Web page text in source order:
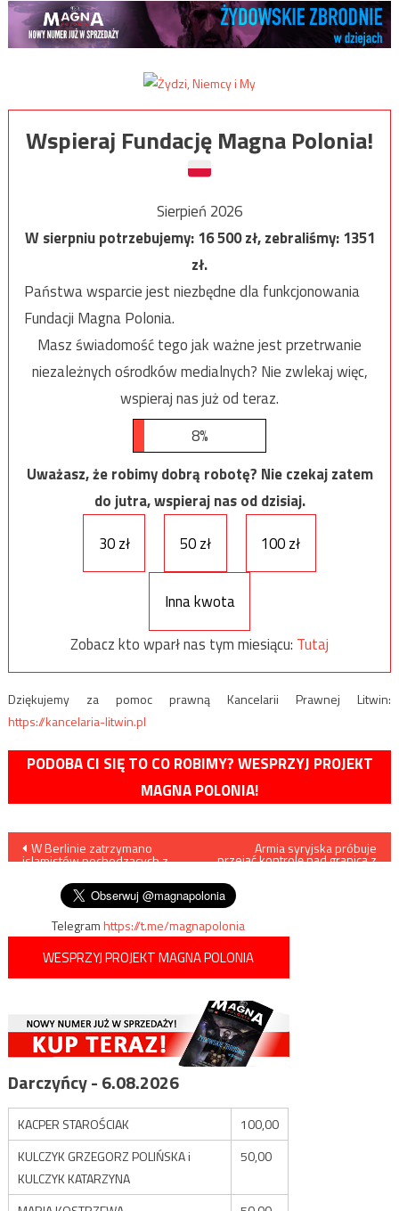
Wspieraj Fundację Magna Polonia!
Sierpień 2026
W sierpniu potrzebujemy:16 500zł, zebraliśmy:1351
zł.
Państwa wsparcie jest niezbędne dla funkcjonowania
Fundacji Magna Polonia.
Masz świadomość tego jak ważne jest przetrwanie
niezależnych ośrodków medialnych? Nie zwlekaj więc,
wspieraj nas już od teraz.
8%
Uważasz, że robimy dobrą robotę? Nie czekaj zatem
do jutra, wspieraj nas od dzisiaj.
30 zł
50 zł 100 zł
Inna kwota
Zobacz kto wparł nas tym miesiącu: Tutaj
Dziękujemy za pomoc prawną Kancelarii Prawnej Litwin:
https://kancelaria-litwin.pl
PODOBA CI SIĘ TO CO ROBIMY? WESPRZYJ PROJEKT
MAGNA POLONIA!
Nawigacja
wpisu
W Berlinie zatrzymano
islamistów pochodzących z
Armia syryjska próbuje
przejąć kontrolę nad granicą z
Telegramhttps://t.me/magnapolonia
WESPRZYJ PROJEKT MAGNA POLONIA
Darczyńcy - 6.08.2026
KACPER STAROŚCIAK
100,00
KULCZYK GRZEGORZ POLIŃSKA i
KULCZYK KATARZYNA
50,00